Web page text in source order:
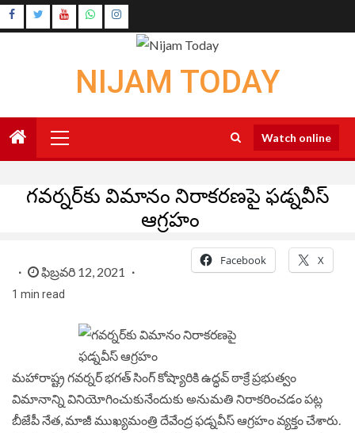
Skip
to
Instagram
NIJAM TODAY
Menu
Watch online
గవర్నర్‌కు విమానం నిరాకరణ‌పై ఫడ్నవీస్‌
ఆగ్రహం
ఫిబ్రవరి 12, 2021
1 min read
Facebook X
మహారాష్ట్ర గవర్నర్‌ భగత్‌ సింగ్‌ కోష్యారికి ఉద్ధవ్‌ ఠాక్రే ప్రభుత్వం
విమానాన్ని వినియోగించుకునేందుకు అనుమతి నిరాకరించడం పట్ల
బీజేపీ నేత, మాజీ ముఖ్యమంత్రి దేవేంద్ర ఫడ్నవీస్‌ ఆగ్రహం వ్యక్తం చేశారు.